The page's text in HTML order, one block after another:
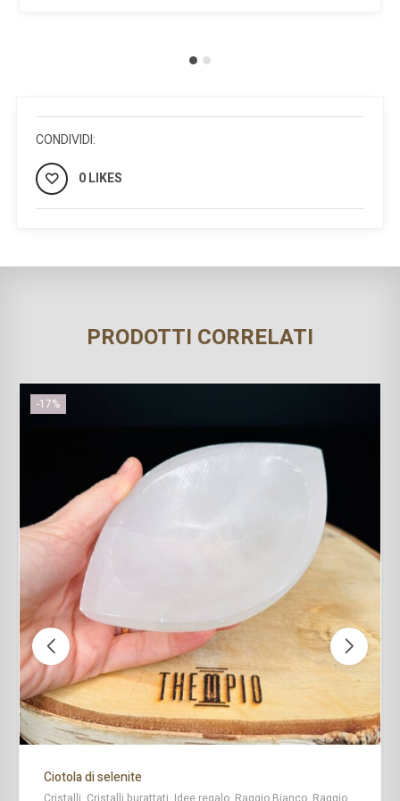
CONDIVIDI:
0 LIKES
PRODOTTI CORRELATI
-17%
Ciotola di selenite